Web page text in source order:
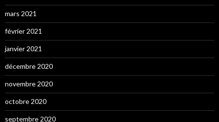
mars 2021
février 2021
janvier 2021
décembre 2020
novembre 2020
octobre 2020
septembre 2020